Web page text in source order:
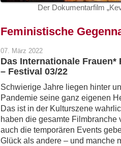
Der Dokumentarfilm
Feministische
07. März 2022
Das Internationale
– Festival 03/22
Schwierige Jahre liegen hinter
Pandemie seine ganz eigenen
Das ist in der Kulturszene
haben die gesamte
auch die temporären Events
Glück als andere – und manche